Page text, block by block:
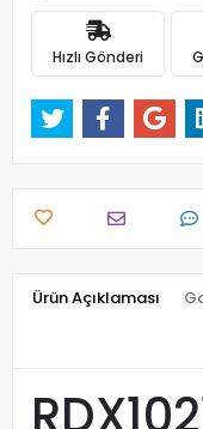
Hızlı Gönderi
Ürün Açıklaması